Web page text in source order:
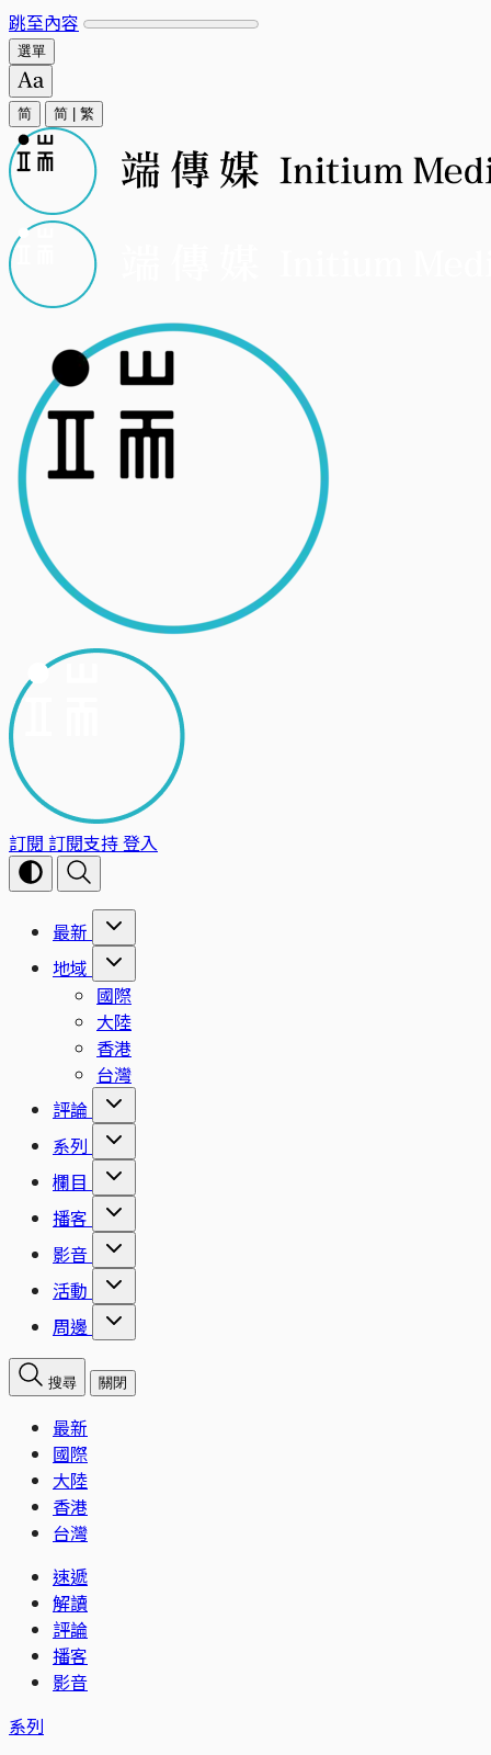
跳至內容
選單
简 简 繁
訂閱 訂閱支持登入
最新
地域
國際
大陸
香港
台灣
評論
系列
欄目
播客
影音
活動
周邊
搜尋 關閉
最新
國際
大陸
香港
台灣
速遞
解讀
評論
播客
影音
系列